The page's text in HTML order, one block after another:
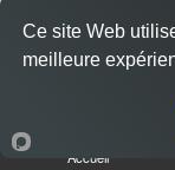
Base sauce
chorizo,
Accueil
Ce site Web
meilleure